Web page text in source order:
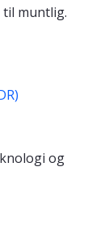
muntlig.
og